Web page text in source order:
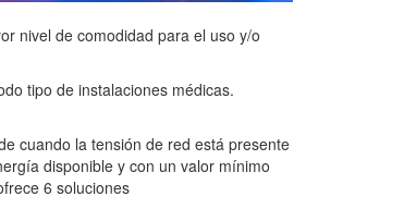
nivel de comodidad para el uso y/o
tipo de instalaciones médicas.
cuando la tensión de red está presente
disponible y con un valor mínimo
6 soluciones